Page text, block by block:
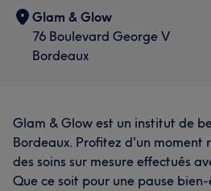
Glam & Glow
76 Boulevard George V
Bordeaux
Glam & Glow est un institut de
Bordeaux. Profitez d'un moment
des soins sur mesure effectués
Que ce soit pour une pause